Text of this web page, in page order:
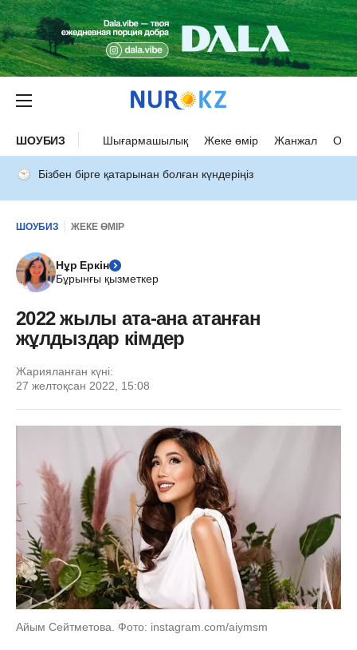
ШОУБИЗ Шығармашылық Жеке өмір Жанжал
Бізбен бірге қатарынан болған күндеріңіз
ШОУБИЗ ЖЕКЕ ӨМІР
Нұр Еркін
Бұрынғы қызметкер
2022 жылы ата-ана атанған
жұлдыздар кімдер
Жарияланған күні:
27 желтоқсан 2022, 15:08
Айым Сейтметова. Фото: instagram.com/aiymsm